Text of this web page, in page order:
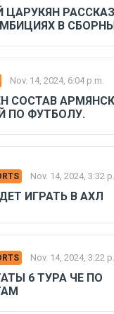
ЦАРУКЯН
В
Nov. 14, 2024, 6:04 p.m.
СОСТАВ
ПО ФУТБОЛУ.
Nov. 14, 2024, 3:32
ИГРАТЬ В АХЛ
Nov. 14, 2024, 3:22
6 ТУРА ЧЕ ПО